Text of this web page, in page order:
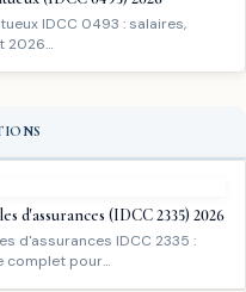
IDCC 0493 : salaires,
2026…
d'assurances (IDCC 2335) 2026
d'assurances IDCC 2335 :
complet pour…